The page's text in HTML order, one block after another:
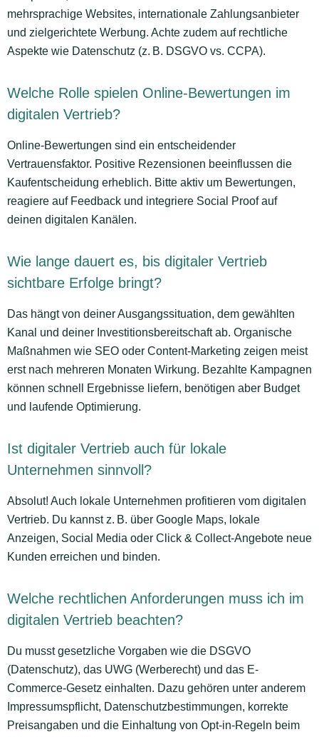
mehrsprachige Websites, internationale Zahlungsanbieter
und zielgerichtete Werbung. Achte zudem auf rechtliche
Aspekte wie Datenschutz (z. B. DSGVO vs. CCPA).
Welche Rolle spielen Online-Bewertungen im
digitalen Vertrieb?
Online-Bewertungen sind ein entscheidender
Vertrauensfaktor. Positive Rezensionen beeinflussen die
Kaufentscheidung erheblich. Bitte aktiv um Bewertungen,
reagiere auf Feedback und integriere Social Proof auf
deinen digitalen Kanälen.
Wie lange dauert es, bis digitaler Vertrieb
sichtbare Erfolge bringt?
Das hängt von deiner Ausgangssituation, dem gewählten
Kanal und deiner Investitionsbereitschaft ab. Organische
Maßnahmen wie SEO oder Content-Marketing zeigen meist
erst nach mehreren Monaten Wirkung. Bezahlte Kampagnen
können schnell Ergebnisse liefern, benötigen aber Budget
und laufende Optimierung.
Ist digitaler Vertrieb auch für lokale
Unternehmen sinnvoll?
Absolut! Auch lokale Unternehmen profitieren vom digitalen
Vertrieb. Du kannst z. B. über Google Maps, lokale
Anzeigen, Social Media oder Click & Collect-Angebote neue
Kunden erreichen und binden.
Welche rechtlichen Anforderungen muss ich im
digitalen Vertrieb beachten?
Du musst gesetzliche Vorgaben wie die DSGVO
(Datenschutz), das UWG (Werberecht) und das E-
Commerce-Gesetz einhalten. Dazu gehören unter anderem
Impressumspflicht, Datenschutzbestimmungen, korrekte
Preisangaben und die Einhaltung von Opt-in-Regeln beim